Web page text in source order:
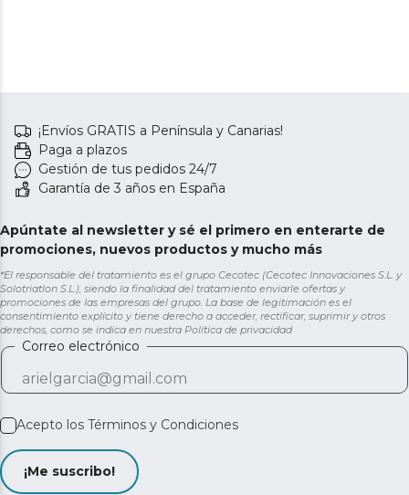
¡Envíos GRATIS a Península y Canarias!
Paga a plazos
Gestión de tus pedidos 24/7
Garantía de 3 años en España
Apúntate al newsletter y sé el primero en enterarte de
promociones, nuevos productos y mucho más
*El responsable del tratamiento es el grupo Cecotec (Cecotec Innovaciones S.L. y
Solotriatlon S.L.), siendo la finalidad del tratamiento enviarle ofertas y
promociones de las empresas del grupo. La base de legitimación es el
consentimiento explícito y tiene derecho a acceder, rectificar, suprimir y otros
derechos, como se indica en nuestra Política de privacidad
Correo electrónico
Acepto los Términos y Condiciones
¡Me suscribo!